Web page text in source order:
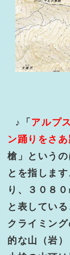
♪「 アルプ
ン踊りをさあ
槍」という
とを指しま
り、３０８０
と表してい
クライミン
的な山（岩